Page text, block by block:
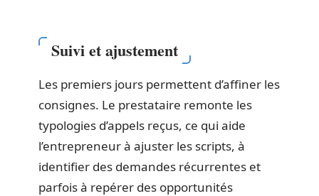
Suivi et ajustement
Les premiers jours permettent d’affiner les
consignes. Le prestataire remonte les
typologies d’appels reçus, ce qui aide
l’entrepreneur à ajuster les scripts, à
identifier des demandes récurrentes et
parfois à repérer des opportunités